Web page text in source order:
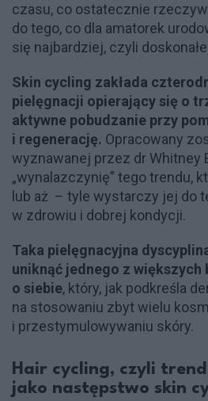
czasu, co ostatecznie
do tego, co dla amatorek
się najbardziej, czyli
Skin cycling zakłada
pielęgnacji opierający się o
aktywne pobudzanie przy
i regenerację. Opracowany
wyznawanej przez dr Whitney
„wynalazczynię” tego trendu,
lub aż – tyle wystarczy jej do
w zdrowiu i dobrej kondycji.
Taka pielęgnacyjna
uniknąć jednego z większych
o siebie, który, jak podkreśla
na stosowaniu zbyt wielu
i przestymulowywaniu skóry.
Hair cycling, czyli
jako następstwo skin